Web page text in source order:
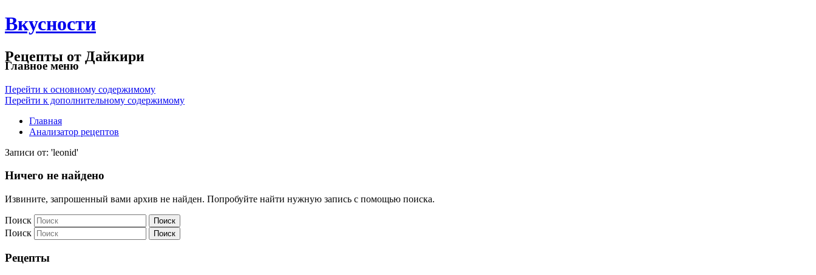
Вкусности
Рецепты от Дайкири
Главное меню
Перейти к основному содержимому
Перейти к дополнительному содержимому
Главная
Анализатор рецептов
Записи от: 'leonid'
Ничего не найдено
Извините, запрошенный вами архив не найден. Попробуйте найти нужную запись с помощью поиска.
Поиск
Поиск
Рецепты